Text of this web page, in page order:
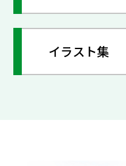
イラスト集